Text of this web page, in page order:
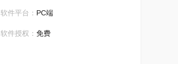
软件平台： PC端
软件授权： 免费